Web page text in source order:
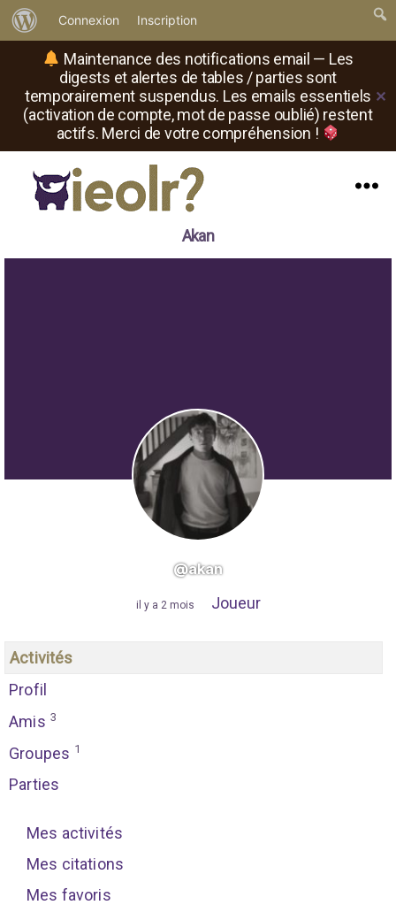
Maintenance des notifications email — Les
digests et alertes de tables / parties sont
temporairement suspendus. Les emails essentiels
(activation de compte, mot de passe oublié) restent
actifs. Merci de votre compréhension !
✕
propos
de
WordPress
Connexion Inscription
où
Akan
@akan
il y a 2 mois Joueur
Activités
Profil
Amis 3
Groupes 1
Parties
Mes activités
Mes citations
Mes favoris